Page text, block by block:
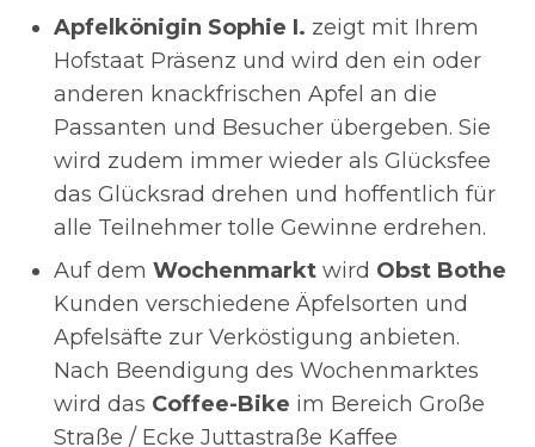
Apfelkönigin Sophie I. zeigt mit Ihrem
Hofstaat Präsenz und wird den ein oder
anderen knackfrischen Apfel an die
Passanten und Besucher übergeben. Sie
wird zudem immer wieder als Glücksfee
das Glücksrad drehen und hoffentlich für
alle Teilnehmer tolle Gewinne erdrehen.
Auf dem Wochenmarkt wird Obst Bothe
Kunden verschiedene Äpfelsorten und
Apfelsäfte zur Verköstigung anbieten.
Nach Beendigung des Wochenmarktes
wird das Coffee-Bike im Bereich Große
Straße / Ecke Juttastraße Kaffee